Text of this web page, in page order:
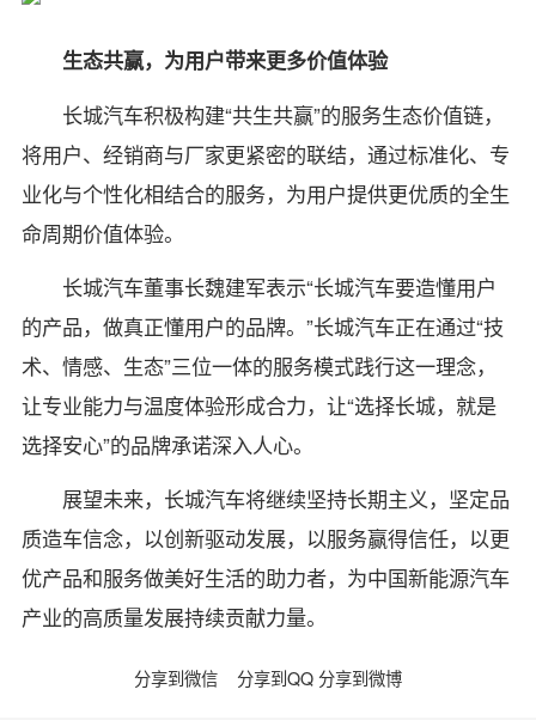
生态共赢，为用户带来更多价值体验
长城汽车积极构建“共生共赢”的服务生态价值链，
将用户、经销商与厂家更紧密的联结，通过标准化、专
业化与个性化相结合的服务，为用户提供更优质的全生
命周期价值体验。
长城汽车董事长魏建军表示“长城汽车要造懂用户
的产品，做真正懂用户的品牌。”长城汽车正在通过“技
术、情感、生态”三位一体的服务模式践行这一理念，
让专业能力与温度体验形成合力，让“选择长城，就是
选择安心”的品牌承诺深入人心。
展望未来，长城汽车将继续坚持长期主义，坚定品
质造车信念，以创新驱动发展，以服务赢得信任，以更
优产品和服务做美好生活的助力者，为中国新能源汽车
产业的高质量发展持续贡献力量。
分享到微信 分享到QQ 分享到微博